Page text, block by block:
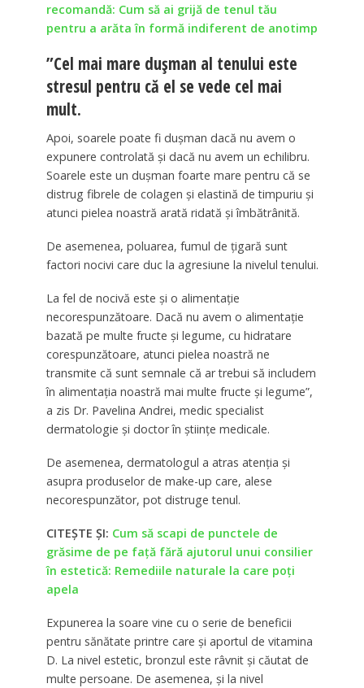
recomandă: Cum să ai grijă de tenul tău
pentru a arăta în formă indiferent de anotimp
”Cel mai mare dușman al tenului este
stresul pentru că el se vede cel mai
mult.
Apoi, soarele poate fi dușman dacă nu avem o
expunere controlată și dacă nu avem un echilibru.
Soarele este un dușman foarte mare pentru că se
distrug fibrele de colagen și elastină de timpuriu și
atunci pielea noastră arată ridată și îmbătrânită.
De asemenea, poluarea, fumul de țigară sunt
factori nocivi care duc la agresiune la nivelul tenului.
La fel de nocivă este și o alimentație
necorespunzătoare. Dacă nu avem o alimentație
bazată pe multe fructe și legume, cu hidratare
corespunzătoare, atunci pielea noastră ne
transmite că sunt semnale că ar trebui să includem
în alimentația noastră mai multe fructe și legume”,
a zis Dr. Pavelina Andrei, medic specialist
dermatologie și doctor în științe medicale.
De asemenea, dermatologul a atras atenția și
asupra produselor de make-up care, alese
necorespunzător, pot distruge tenul.
CITEȘTE ȘI: Cum să scapi de punctele de
grăsime de pe față fără ajutorul unui consilier
în estetică: Remediile naturale la care poți
apela
Expunerea la soare vine cu o serie de beneficii
pentru sănătate printre care și aportul de vitamina
D. La nivel estetic, bronzul este râvnit și căutat de
multe persoane. De asemenea, și la nivel